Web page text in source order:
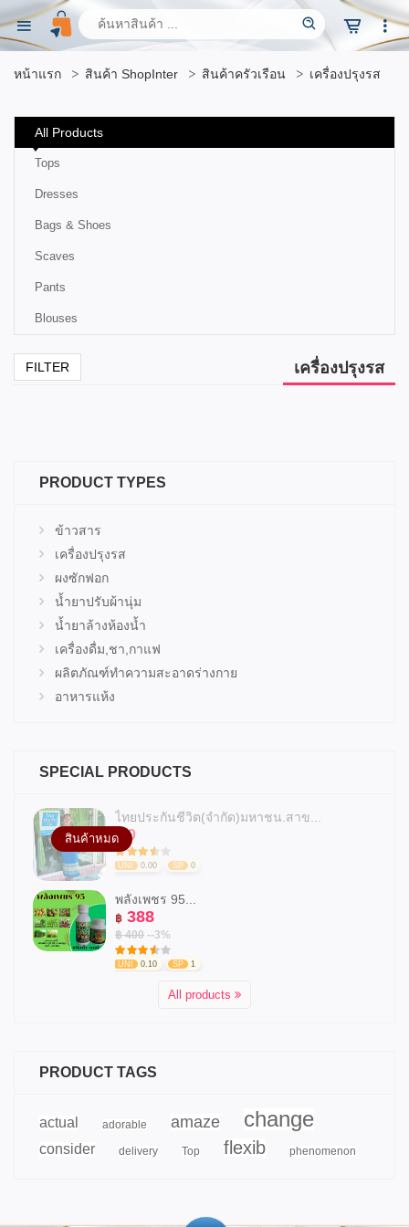
หน้าแรก สินค้า ShopInter สินค้าครัวเรือน เครื่องปรุงรส
All Products
Tops
Dresses
Bags & Shoes
Scaves
Pants
Blouses
FILTER เครื่องปรุงรส
PRODUCT TYPES
ข้าวสาร
เครื่องปรุงรส
ผงซักฟอก
น้ำยาปรับผ้านุ่ม
น้ำยาล้างห้องน้ำ
เครื่องดื่ม,ชา,กาแฟ
ผลิตภัณฑ์ทำความสะอาดร่างกาย
อาหารแห้ง
SPECIAL PRODUCTS
สินค้าหมด
ไทยประกันชีวิต(จำกัด)มหาชน.สาข...
฿ 0
UNI 0.00 SP 0
พลังเพชร 95...
฿ 388
฿ 400 --3%
UNI 0.10 SP 1
All products
PRODUCT TAGS
actual adorable amaze change
consider delivery Top flexib phenomenon